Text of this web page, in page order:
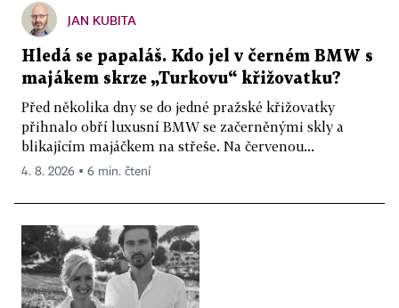
JAN KUBITA
Hledá se papaláš. Kdo jel v černém BMW s
majákem skrze „Turkovu“ křižovatku?
Před několika dny se do jedné pražské křižovatky
přihnalo obří luxusní BMW se začerněnými skly a
blikajícím majáčkem na střeše. Na červenou...
4. 8. 2026 ▪ 6 min. čtení